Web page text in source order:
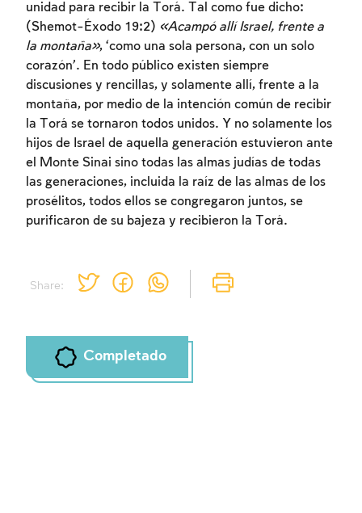
Share:
unidad para recibir la Torá. Tal como fue dicho:
(Shemot-Éxodo 19:2) «Acampó allí Israel, frente a
la montaña», ‘como una sola persona, con un solo
corazón’. En todo público existen siempre
discusiones y rencillas, y solamente allí, frente a la
montaña, por medio de la intención común de recibir
la Torá se tornaron todos unidos. Y no solamente los
hijos de Israel de aquella generación estuvieron ante
el Monte Sinai sino todas las almas judías de todas
las generaciones, incluida la raíz de las almas de los
prosélitos, todos ellos se congregaron juntos, se
purificaron de su bajeza y recibieron la Torá.
Completado